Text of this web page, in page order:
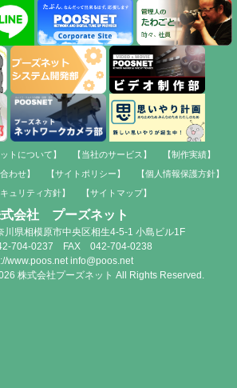
トについて】 【当社のサービス】
【制作実績】
わせ】 【サイトポリシー】
【個人情報保護方針】
ュリティ方針】
【サイトマップ】
会社 プーズネット
川県相模原市中央区相生4-5-1 小島ビル1F
704-0237 FAX 042-704-0238
www.poos.net info@poos.net
株式会社プーズネット All Rights Reserved.